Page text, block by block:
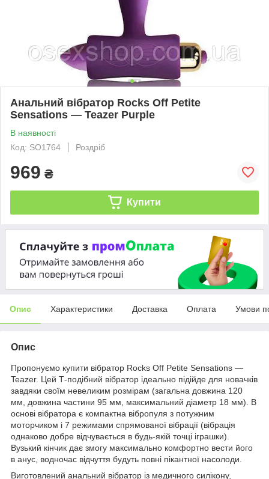
Анальний вібратор Rocks Off Petite
Sensations — Teazer Purple
В наявності
Код: SO1764
Роздріб
969 ₴
Купити
Опис Характеристики Доставка Оплата Умови
Опис
Пропонуємо купити вібратор Rocks Off Petite Sensations —
Teazer. Цей Т-подібний вібратор ідеально підійде для новачків
завдяки своїм невеликим розмірам (загальна довжина 120
мм, довжина частини 95 мм, максимальний діаметр 18 мм). В
основі вібратора є компактна вібропуля з потужним
моторчиком і 7 режимами спрямованої вібрації (вібрація
однаково добре відчувається в будь-якій точці іграшки).
Вузький кінчик дає змогу максимально комфортно вести його
в анус, водночас відчуття будуть повні пікантної насолоди.
Виготовлений анальний вібратор із медичного силікону,